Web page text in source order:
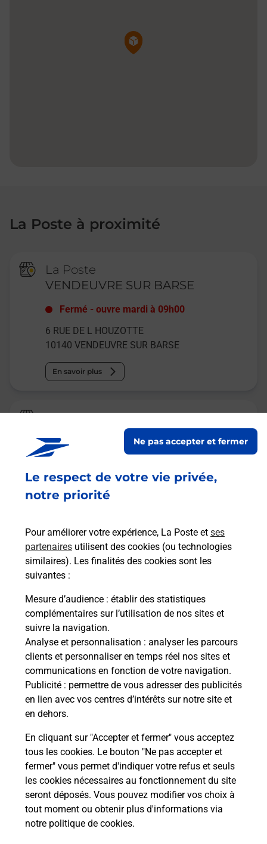
Le respect de votre vie privée,
notre priorité
Pour améliorer votre expérience, La Poste et ses
partenaires utilisent des cookies (ou technologies
similaires). Les finalités des cookies sont les
suivantes :
Mesure d’audience : établir des statistiques
complémentaires sur l’utilisation de nos sites et
suivre la navigation.
Analyse et personnalisation : analyser les parcours
clients et personnaliser en temps réel nos sites et
communications en fonction de votre navigation.
Publicité : permettre de vous adresser des publicités
en lien avec vos centres d’intérêts sur notre site et
en dehors.
En cliquant sur "Accepter et fermer" vous acceptez
tous les cookies. Le bouton "Ne pas accepter et
fermer" vous permet d'indiquer votre refus et seuls
les cookies nécessaires au fonctionnement du site
seront déposés. Vous pouvez modifier vos choix à
tout moment ou obtenir plus d'informations via
notre politique de cookies.
Ne pas accepter et fermer
Pin de la carte
La Poste à proximité
La Poste
VENDEUVRE SUR BARSE
Fermé -ouvre mardi à 09h00
6 RUE DE L HOUZOTTE
10140 VENDEUVRE SUR BARSE
En savoir plus
Relais Pickup
BAR TABAC LES 3 DES
ouvre lundi à 07h00
14 GRANDE RUE
10140 VENDEUVRE SUR BARSE
Malin !
La Poste
en ligne
Ouvert 24h/24
En savoir plus
VENDEUVRE SUR BARSE
CONSIGNE SITIS MARKET VENDEUVRE